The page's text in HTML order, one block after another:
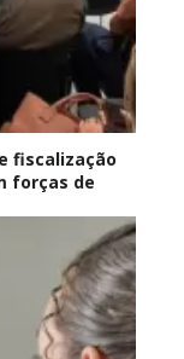
fiscalização
forças de